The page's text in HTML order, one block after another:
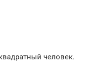
человек.